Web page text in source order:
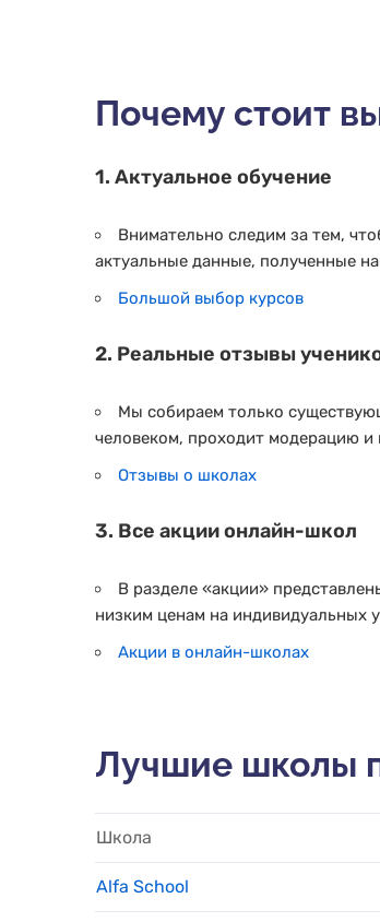
Почему стоит
1. Актуальное обучение
Внимательно следим за тем,
актуальные данные, полученные
Большой выбор курсов
2. Реальные отзывы
Мы собираем только
человеком, проходит модерацию
Отзывы о школах
3. Все акции онлайн-школ
В разделе «акции»
низким ценам на индивидуальных
Акции в онлайн-школах
Лучшие школы
Школа
Alfa School